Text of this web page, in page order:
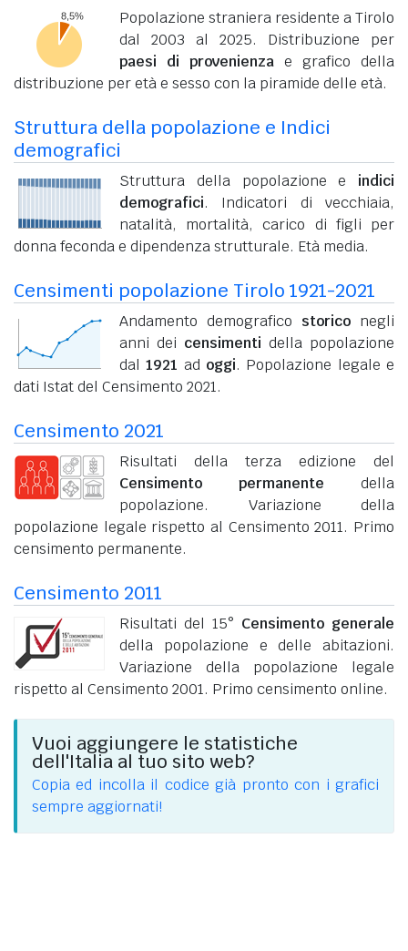
Popolazione straniera residente a Tirolo
dal 2003 al 2025. Distribuzione per
paesi di provenienza e grafico della
distribuzione per età e sesso con la piramide delle età.
Struttura della popolazione e Indici
demografici
Struttura della popolazione e indici
demografici. Indicatori di vecchiaia,
natalità, mortalità, carico di figli per
donna feconda e dipendenza strutturale. Età media.
Censimenti popolazione Tirolo 1921-2021
Andamento demografico storico negli
anni dei censimenti della popolazione
dal1921 ad oggi. Popolazione legale e
dati Istat del Censimento 2021.
Censimento 2021
Risultati della terza edizione del
Censimento permanente della
popolazione. Variazione della
popolazione legale rispetto al Censimento 2011. Primo
censimento permanente.
Censimento 2011
Risultati del 15° Censimento generale
della popolazione e delle abitazioni.
Variazione della popolazione legale
rispetto al Censimento 2001. Primo censimento online.
Vuoi aggiungere le statistiche
dell'Italia al tuo sito web?
Copia ed incolla il codice già pronto con i grafici
sempre aggiornati!